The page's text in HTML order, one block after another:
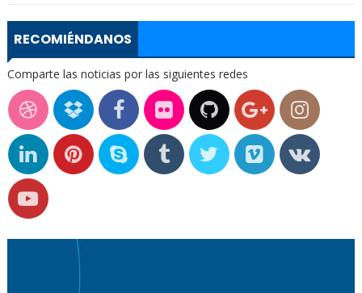
RECOMIÉNDANOS
Comparte las noticias por las siguientes redes